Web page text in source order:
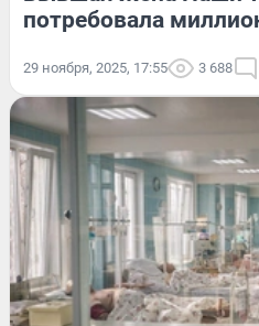
потребовала
29 ноября, 2025, 17:55 3 688